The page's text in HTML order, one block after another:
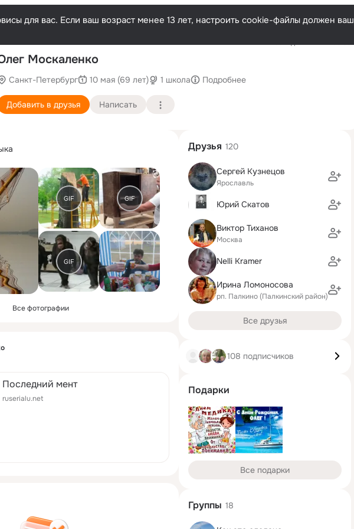
для вас. Если ваш возраст менее 13 лет, настроить cookie-файлы должен ваш
Москаленко
Санкт-Петербург 10 мая (69 лет) 1 школа Подробнее
Добавить в друзья Написать
GIF GIF
GIF
Все фотографии
Последний мент
ruserialu.net
Друзья 120
Сергей Кузнецов
Ярославль
Юрий Скатов
Виктор Тиханов
Москва
Nelli Kramer
Ирина Ломоносова
рп. Палкино (Палкинский район)
Все друзья
108 подписчиков
Подарки
Все подарки
Группы 18